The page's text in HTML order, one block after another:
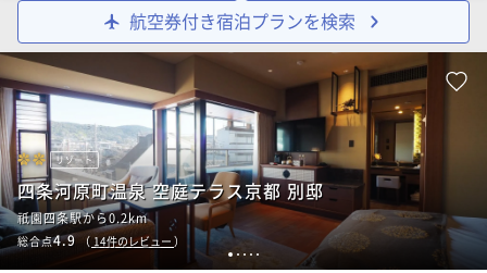
航空券付き宿泊プランを検索
1 2 3 4 5
リゾート
四条河原町温泉 空庭テラス京都 別邸
祇園四条駅から0.2km
総合点4.9（ 14件のレビュー ）